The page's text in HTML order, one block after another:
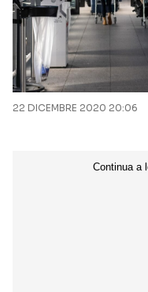
22 DICEMBRE 2020 20:06